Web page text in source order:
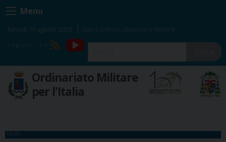
Skip
to
content
Menu
lunedì 10 agosto 2026 San Lorenzo, diacono e martire
RSS
YouTube
Ordinariato Militare
per l'Italia
NEWS